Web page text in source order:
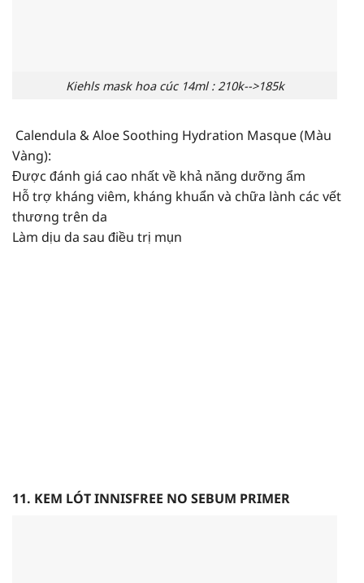
Kiehls mask hoa cúc 14ml : 210k-->185k
Calendula & Aloe Soothing Hydration Masque (Màu
Vàng):
Được đánh giá cao nhất về khả năng dưỡng ẩm
Hỗ trợ kháng viêm, kháng khuẩn và chữa lành các vết
thương trên da
Làm dịu da sau điều trị mụn
11. KEM LÓT INNISFREE NO SEBUM PRIMER